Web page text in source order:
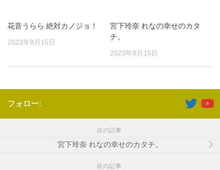
花音うらら 絶対カノジョ！
2023年8月15日
宮下玲奈 れなの幸せのカタ
チ。
2023年8月15日
フォロー:
次の記事
宮下玲奈 れなの幸せのカタチ。
前の記事